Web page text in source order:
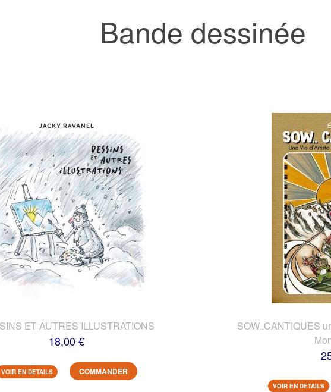
Bande dessinée
ET AUTRES ILLUSTRATIONS
18,00 €
VOIR EN DETAILS COMMANDER
SOW..CANTIQUES
VOIR EN DETAILS